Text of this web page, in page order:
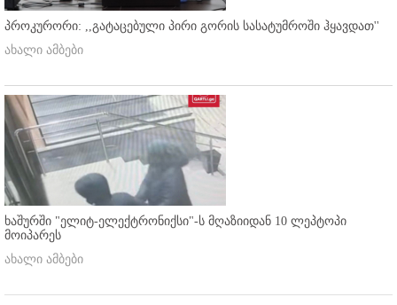
პროკურორი: ,,გატაცებული პირი გორის სასატუმროში ჰყავდათ''
ახალი ამბები
ხაშურში "ელიტ-ელექტრონიქსი"-ს მღაზიიდან 10 ლეპტოპი
მოიპარეს
ახალი ამბები